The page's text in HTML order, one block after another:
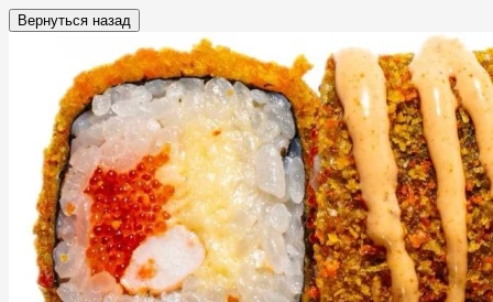
Вернуться назад